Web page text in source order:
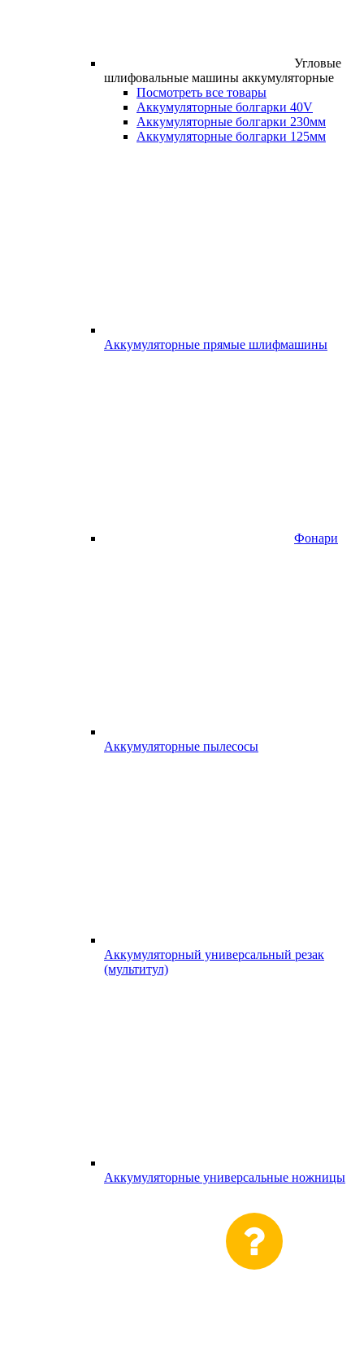
Угловые
шлифовальные машины аккумуляторные
Посмотреть все товары
Аккумуляторные болгарки 40V
Аккумуляторные болгарки 230мм
Аккумуляторные болгарки 125мм
Аккумуляторные прямые шлифмашины
Фонари
Аккумуляторные пылесосы
Аккумуляторный универсальный резак
(мультитул)
Аккумуляторные универсальные ножницы